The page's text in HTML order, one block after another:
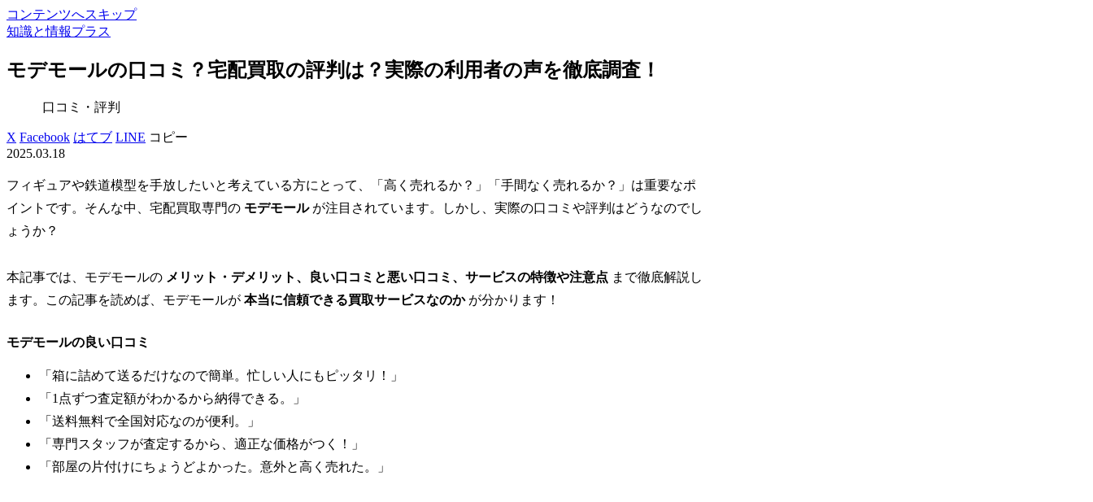
コンテンツへスキップ
知識と情報プラス
モデモールの口コミ？宅配買取の評判は？実際の利用者の声を徹底調査！
口コミ・評判
X Facebook はてブ LINE コピー
2025.03.18
フィギュアや鉄道模型を手放したいと考えている方にとって、「高く売れるか？」「手間なく売れるか？」は重要なポ
イントです。そんな中、宅配買取専門の モデモールが注目されています。しかし、実際の口コミや評判はどうなのでし
ょうか？
本記事では、モデモールの メリット・デメリット、良い口コミと悪い口コミ、サービスの特徴や注意点 まで徹底解説し
ます。この記事を読めば、モデモールが 本当に信頼できる買取サービスなのかが分かります！
モデモールの良い口コミ
「箱に詰めて送るだけなので簡単。忙しい人にもピッタリ！」
「1点ずつ査定額がわかるから納得できる。」
「送料無料で全国対応なのが便利。」
「専門スタッフが査定するから、適正な価格がつく！」
「部屋の片付けにちょうどよかった。意外と高く売れた。」